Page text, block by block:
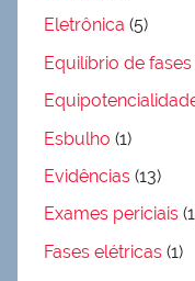
Eletrônica (5)
Equilíbrio de fases
Esbulho (1)
Evidências (13)
Exames periciais
Fases elétricas (1)